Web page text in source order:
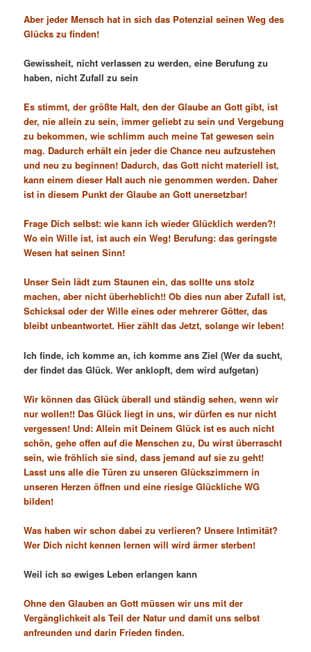
Aber jeder Mensch hat in sich das Potenzial seinen Weg des
Glücks zu finden!
Gewissheit, nicht verlassen zu werden, eine Berufung zu
haben, nicht Zufall zu sein
Es stimmt, der größte Halt, den der Glaube an Gott gibt, ist
der, nie allein zu sein, immer geliebt zu sein und Vergebung
zu bekommen, wie schlimm auch meine Tat gewesen sein
mag. Dadurch erhält ein jeder die Chance neu aufzustehen
und neu zu beginnen! Dadurch, das Gott nicht materiell ist,
kann einem dieser Halt auch nie genommen werden. Daher
ist in diesem Punkt der Glaube an Gott unersetzbar!
Frage Dich selbst: wie kann ich wieder Glücklich werden?!
Wo ein Wille ist, ist auch ein Weg! Berufung: das geringste
Wesen hat seinen Sinn!
Unser Sein lädt zum Staunen ein, das sollte uns stolz
machen, aber nicht überheblich!! Ob dies nun aber Zufall ist,
Schicksal oder der Wille eines oder mehrerer Götter, das
bleibt unbeantwortet. Hier zählt das Jetzt, solange wir leben!
Ich finde, ich komme an, ich komme ans Ziel (Wer da sucht,
der findet das Glück. Wer anklopft, dem wird aufgetan)
Wir können das Glück überall und ständig sehen, wenn wir
nur wollen!! Das Glück liegt in uns, wir dürfen es nur nicht
vergessen! Und: Allein mit Deinem Glück ist es auch nicht
schön, gehe offen auf die Menschen zu, Du wirst überrascht
sein, wie fröhlich sie sind, dass jemand auf sie zu geht!
Lasst uns alle die Türen zu unseren Glückszimmern in
unseren Herzen öffnen und eine riesige Glückliche WG
bilden!
Was haben wir schon dabei zu verlieren? Unsere Intimität?
Wer Dich nicht kennen lernen will wird ärmer sterben!
Weil ich so ewiges Leben erlangen kann
Ohne den Glauben an Gott müssen wir uns mit der
Vergänglichkeit als Teil der Natur und damit uns selbst
anfreunden und darin Frieden finden.